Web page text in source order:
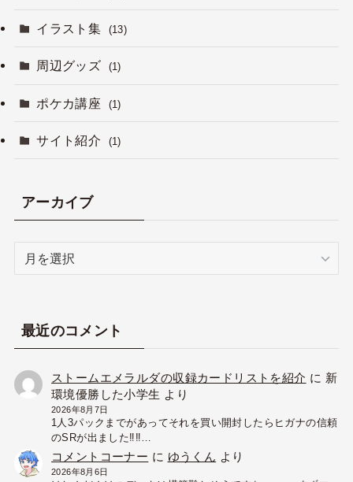
イラスト集 (13)
周辺グッズ (1)
ポケカ講座 (1)
サイト紹介 (1)
アーカイブ
ブ
最近のコメント
ストームエメラルダの収録カードリストを紹介 に 新
環境優勝した小学生 より
2026年8月7日
1人3パックまでがあってそれを買い開封したらヒガナの信頼
のSRが出ました‼︎‼︎…
コメントコーナー に ゆうくん より
2026年8月6日